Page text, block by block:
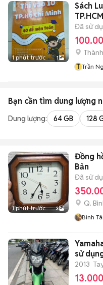
1 phút trước 1
Sách
TP.HCM
Đã sử
T Trần
Bạn cần tìm dung lượng
Dung lượng: 64 GB 128
1 phút trước 3
Đồng
Bản
Đã sử
Q.
Bình
sử
2013